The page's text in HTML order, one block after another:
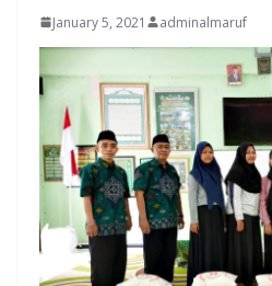
January 5, 2021 adminalmaruf